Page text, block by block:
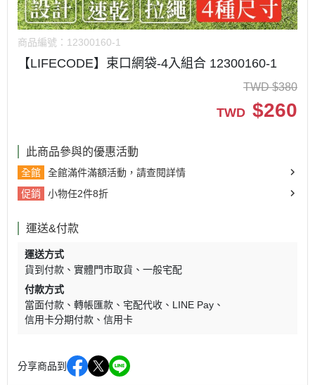
商品編號： 12300160-1
【LIFECODE】束口網袋-4入組合 12300160-1
TWD $380
TWD $260
此商品參與的優惠活動
全館
全館滿件滿額活動，請查閱詳情
促銷
小物任2件8折
運送&付款
運送方式
貨到付款
實體門市取貨
一般宅配
付款方式
當面付款
轉帳匯款 宅配代收
LINE Pay
信用卡分期付款
信用卡
分享商品到